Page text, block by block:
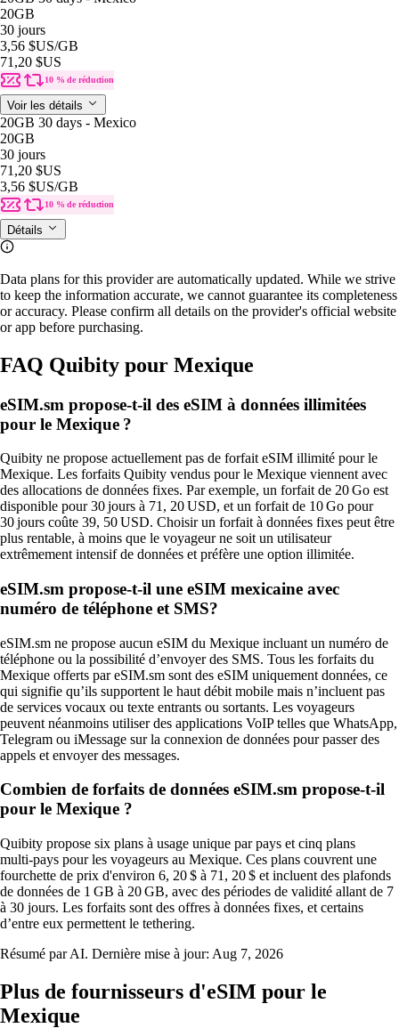
20GB
30 jours
3,56 $US/GB
71,20 $US
10 % de réduction
Voir les détails
20GB 30 days - Mexico
20GB
30 jours
71,20 $US
3,56 $US/GB
10 % de réduction
Détails
Data plans for this provider are automatically updated. While we strive
to keep the information accurate, we cannot guarantee its completeness
or accuracy. Please confirm all details on the provider's official website
or app before purchasing.
FAQ Quibity pour Mexique
eSIM.sm propose-t-il des eSIM à données illimitées
pour le Mexique ?
Quibity ne propose actuellement pas de forfait eSIM illimité pour le
Mexique. Les forfaits Quibity vendus pour le Mexique viennent avec
des allocations de données fixes. Par exemple, un forfait de 20 Go est
disponible pour 30 jours à 71, 20 USD, et un forfait de 10 Go pour
30 jours coûte 39, 50 USD. Choisir un forfait à données fixes peut être
plus rentable, à moins que le voyageur ne soit un utilisateur
extrêmement intensif de données et préfère une option illimitée.
eSIM.sm propose-t-il une eSIM mexicaine avec
numéro de téléphone et SMS?
eSIM.sm ne propose aucun eSIM du Mexique incluant un numéro de
téléphone ou la possibilité d’envoyer des SMS. Tous les forfaits du
Mexique offerts par eSIM.sm sont des eSIM uniquement données, ce
qui signifie qu’ils supportent le haut débit mobile mais n’incluent pas
de services vocaux ou texte entrants ou sortants. Les voyageurs
peuvent néanmoins utiliser des applications VoIP telles que WhatsApp,
Telegram ou iMessage sur la connexion de données pour passer des
appels et envoyer des messages.
Combien de forfaits de données eSIM.sm propose-t-il
pour le Mexique ?
Quibity propose six plans à usage unique par pays et cinq plans
multi‑pays pour les voyageurs au Mexique. Ces plans couvrent une
fourchette de prix d'environ 6, 20 $ à 71, 20 $ et incluent des plafonds
de données de 1 GB à 20 GB, avec des périodes de validité allant de 7
à 30 jours. Les forfaits sont des offres à données fixes, et certains
d’entre eux permettent le tethering.
Résumé par AI. Dernière mise à jour: Aug 7, 2026
Plus de fournisseurs d'eSIM pour le
Mexique